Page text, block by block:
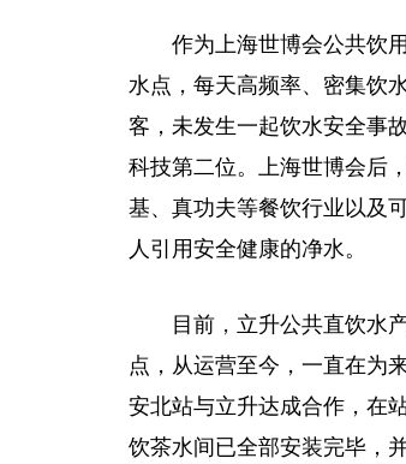
作为上海世博会公共饮
水点，每天高频率、密集饮
客，未发生一起饮水安全事
科技第二位。上海世博会后
基、真功夫等餐饮行业以及
人引用安全健康的净水。
目前 ， 立升公共直饮水
点，从运营至今，一直在为
安北站与立升达成合作，在
饮茶水间已全部安装完毕，